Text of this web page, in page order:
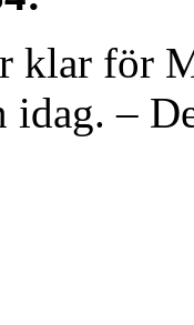
klar för
idag. –